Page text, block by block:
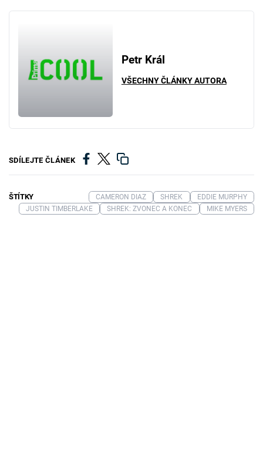
Petr Král
VŠECHNY ČLÁNKY AUTORA
SDÍLEJTE ČLÁNEK
ŠTÍTKY CAMERON DIAZ SHREK
EDDIE MURPHY
JUSTIN TIMBERLAKE
SHREK: ZVONEC A KONEC MIKE MYERS